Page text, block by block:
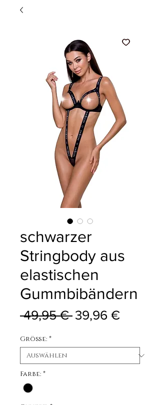
schwarzer
Stringbody aus
elastischen
Gummbibändern
49,95 € Standardpreis
39,96 €Sale-
Größe: *
Farbe: *